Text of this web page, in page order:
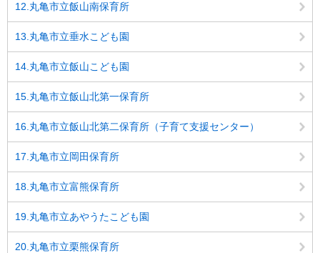
12.丸亀市立飯山南保育所
13.丸亀市立垂水こども園
14.丸亀市立飯山こども園
15.丸亀市立飯山北第一保育所
16.丸亀市立飯山北第二保育所（子育て支援センター）
17.丸亀市立岡田保育所
18.丸亀市立富熊保育所
19.丸亀市立あやうたこども園
20.丸亀市立栗熊保育所